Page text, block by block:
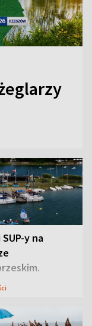
y na
zwracają